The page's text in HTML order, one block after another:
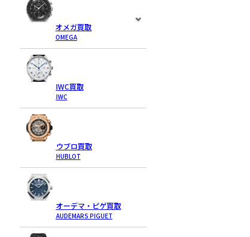
オメガ買取
OMEGA
IWC買取
IWC
ウブロ買取
HUBLOT
オーデマ・ピゲ買取
AUDEMARS PIGUET